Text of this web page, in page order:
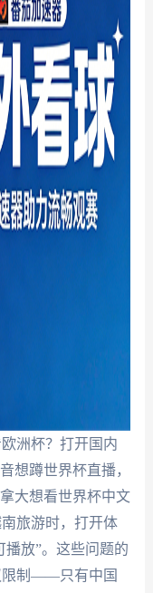
洲杯？打开国内
想蹲世界杯直播，
大想看世界杯中文
旅游时，打开体
播放”。这些问题的
限制——只有中国